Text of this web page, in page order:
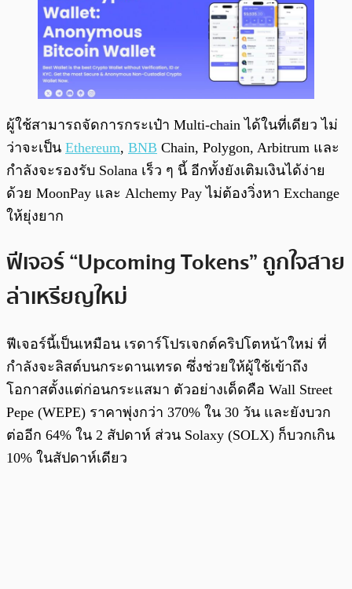
ผู้ใช้สามารถจัดการกระเป๋า Multi-chain ได้ในที่เดียว ไม่
ว่าจะเป็น Ethereum, BNB Chain, Polygon, Arbitrum และ
กำลังจะรองรับ Solana เร็ว ๆ นี้ อีกทั้งยังเติมเงินได้ง่าย
ด้วย MoonPay และ Alchemy Pay ไม่ต้องวิ่งหา Exchange
ให้ยุ่งยาก
ฟีเจอร์ “Upcoming Tokens” ถูกใจสาย
ล่าเหรียญใหม่
ฟีเจอร์นี้เป็นเหมือน เรดาร์โปรเจกต์คริปโตหน้าใหม่ ที่
กำลังจะลิสต์บนกระดานเทรด ซึ่งช่วยให้ผู้ใช้เข้าถึง
โอกาสตั้งแต่ก่อนกระแสมา ตัวอย่างเด็ดคือ Wall Street
Pepe (WEPE) ราคาพุ่งกว่า 370% ใน 30 วัน และยังบวก
ต่ออีก 64% ใน 2 สัปดาห์ ส่วน Solaxy (SOLX) ก็บวกเกิน
10% ในสัปดาห์เดียว